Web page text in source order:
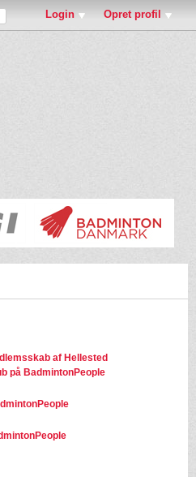
Login Opret profil
af Hellested
på BadmintonPeople